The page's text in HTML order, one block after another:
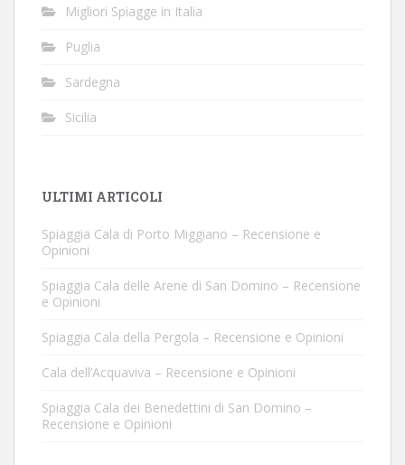
Migliori Spiagge in Italia
Puglia
Sardegna
Sicilia
ULTIMI ARTICOLI
Spiaggia Cala di Porto Miggiano – Recensione e
Opinioni
Spiaggia Cala delle Arene di San Domino – Recensione
e Opinioni
Spiaggia Cala della Pergola – Recensione e Opinioni
Cala dell’Acquaviva – Recensione e Opinioni
Spiaggia Cala dei Benedettini di San Domino –
Recensione e Opinioni